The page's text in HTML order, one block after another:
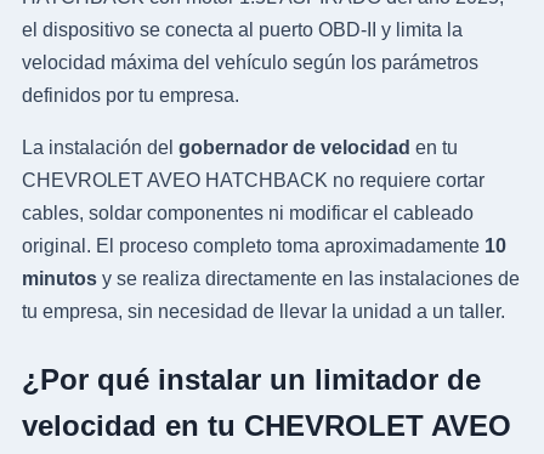
el dispositivo se conecta al puerto OBD-II y limita la
velocidad máxima del vehículo según los parámetros
definidos por tu empresa.
La instalación del gobernador de velocidad en tu
CHEVROLET AVEO HATCHBACK no requiere cortar
cables, soldar componentes ni modificar el cableado
original. El proceso completo toma aproximadamente 10
minutosy se realiza directamente en las instalaciones de
tu empresa, sin necesidad de llevar la unidad a un taller.
¿Por qué instalar un limitador de
velocidad en tu CHEVROLET AVEO